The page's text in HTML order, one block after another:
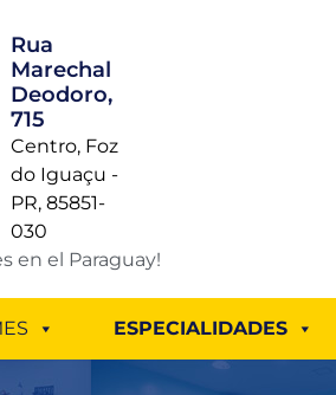
Rua
Marechal
Deodoro,
715
Centro, Foz
do Iguaçu -
PR, 85851-
030
en el Paraguay!
ESPECIALIDADES